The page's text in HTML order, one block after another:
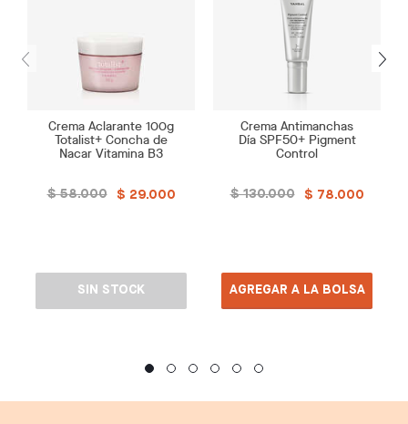
Crema Aclarante 100g
Totalist+ Concha de
Nacar Vitamina B3
$ 58.000 $ 29.000
SIN STOCK
Crema Antimanchas
Día SPF50+ Pigment
Control
$ 130.000 $ 78.000
AGREGAR A LA BOLSA